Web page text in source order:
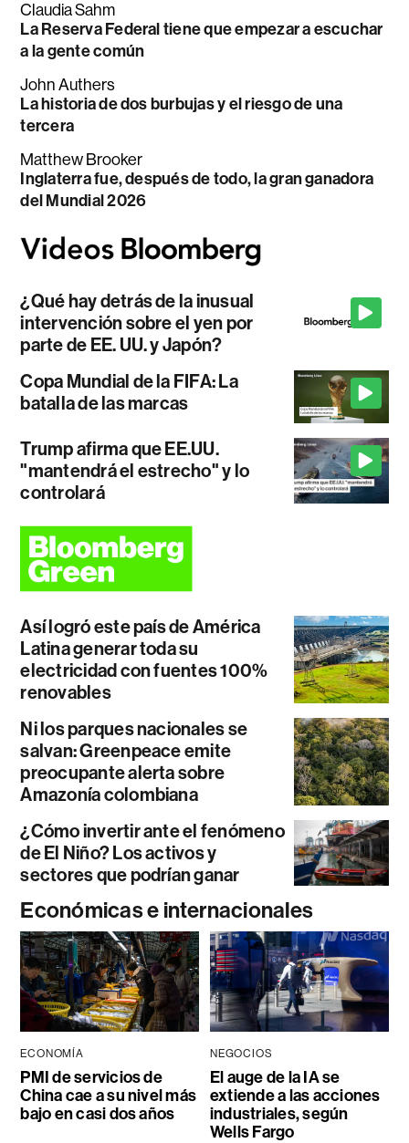
Claudia Sahm
La Reserva Federal tiene que empezar a escuchar
a la gente común
John Authers
La historia de dos burbujas y el riesgo de una
tercera
Matthew Brooker
Inglaterra fue, después de todo, la gran ganadora
del Mundial 2026
¿Qué hay detrás de la inusual
intervención sobre el yen por
parte de EE. UU. y Japón?
Copa Mundial de la FIFA: La
batalla de las marcas
Trump afirma que EE.UU.
"mantendrá el estrecho" y lo
controlará
Así logró este país de América
Latina generar toda su
electricidad con fuentes 100%
renovables
Ni los parques nacionales se
salvan: Greenpeace emite
preocupante alerta sobre
Amazonía colombiana
¿Cómo invertir ante el fenómeno
de El Niño? Los activos y
sectores que podrían ganar
Económicas e internacionales
ECONOMÍA
PMI de servicios de
China cae a su nivel más
bajo en casi dos años
NEGOCIOS
El auge de la IA se
extiende a las acciones
industriales, según
Wells Fargo